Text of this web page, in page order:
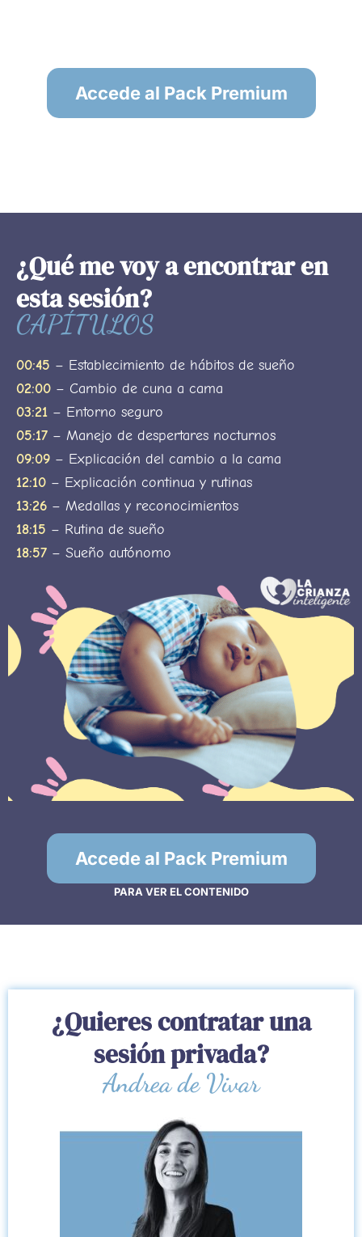
Accede al Pack Premium
¿Qué me voy a encontrar en
esta sesión?
CAPÍTULOS
00:45 – Establecimiento de hábitos de sueño
02:00 – Cambio de cuna a cama
03:21 – Entorno seguro
05:17 – Manejo de despertares nocturnos
09:09 – Explicación del cambio a la cama
12:10 – Explicación continua y rutinas
13:26 – Medallas y reconocimientos
18:15 – Rutina de sueño
18:57 – Sueño autónomo
Accede al Pack Premium
PARA VER EL CONTENIDO
¿Quieres contratar una
sesión privada?
Andrea de Vivar